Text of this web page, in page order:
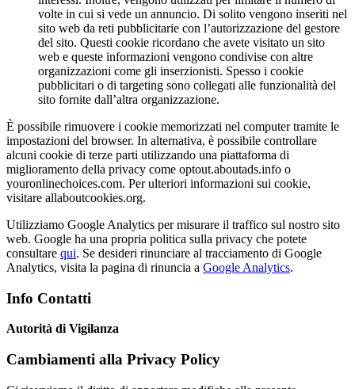
volte in cui si vede un annuncio. Di solito vengono inseriti nel
sito web da reti pubblicitarie con l’autorizzazione del gestore
del sito. Questi cookie ricordano che avete visitato un sito
web e queste informazioni vengono condivise con altre
organizzazioni come gli inserzionisti. Spesso i cookie
pubblicitari o di targeting sono collegati alle funzionalità del
sito fornite dall’altra organizzazione.
È possibile rimuovere i cookie memorizzati nel computer tramite le
impostazioni del browser. In alternativa, è possibile controllare
alcuni cookie di terze parti utilizzando una piattaforma di
miglioramento della privacy come optout.aboutads.info o
youronlinechoices.com. Per ulteriori informazioni sui cookie,
visitare allaboutcookies.org.
Utilizziamo Google Analytics per misurare il traffico sul nostro sito
web. Google ha una propria politica sulla privacy che potete
consultare qui. Se desideri rinunciare al tracciamento di Google
Analytics, visita la pagina di rinuncia a Google Analytics.
Info Contatti
Autorità di Vigilanza
Cambiamenti alla Privacy Policy